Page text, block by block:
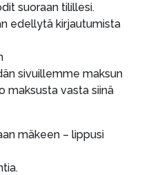
suoraan tilillesi.
edellytä kirjautumista
sivuillemme maksun
maksusta vasta siinä
mäkeen – lippusi